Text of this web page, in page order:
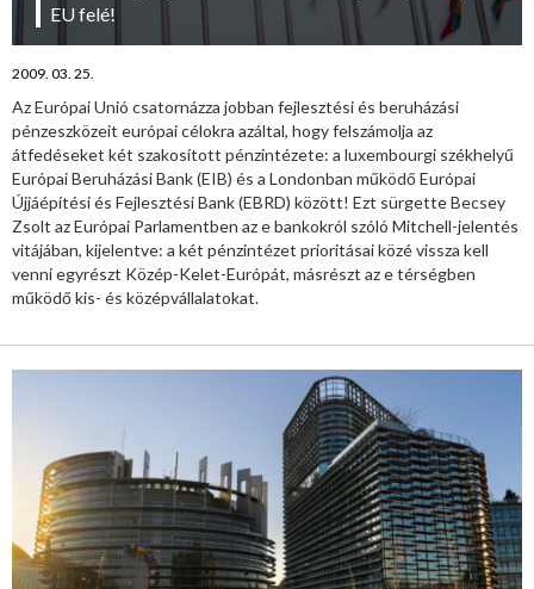
EU felé!
2009. 03. 25.
Az Európai Unió csatornázza jobban fejlesztési és beruházási
pénzeszközeit európai célokra azáltal, hogy felszámolja az
átfedéseket két szakosított pénzintézete: a luxembourgi székhelyű
Európai Beruházási Bank (EIB) és a Londonban működő Európai
Újjáépítési és Fejlesztési Bank (EBRD) között! Ezt sürgette Becsey
Zsolt az Európai Parlamentben az e bankokról szóló Mitchell-jelentés
vitájában, kijelentve: a két pénzintézet prioritásai közé vissza kell
venni egyrészt Közép-Kelet-Európát, másrészt az e térségben
működő kis- és középvállalatokat.